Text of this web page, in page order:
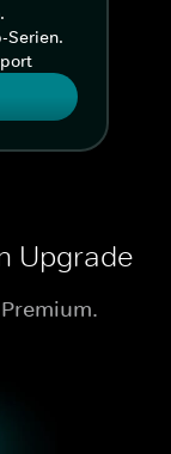
Serien.
Upgrade